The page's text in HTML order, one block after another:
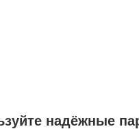
надёжные